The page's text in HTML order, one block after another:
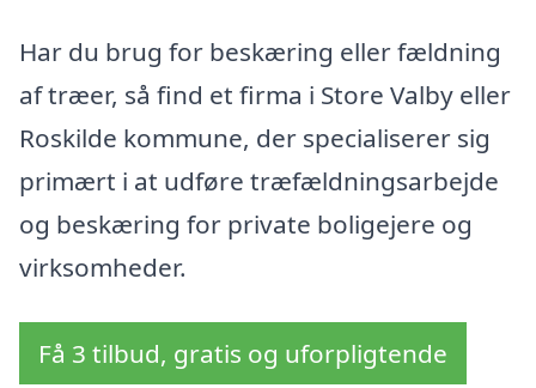
Har du brug for beskæring eller fældning
af træer, så find et firma i Store Valby eller
Roskilde kommune, der specialiserer sig
primært i at udføre træfældningsarbejde
og beskæring for private boligejere og
virksomheder.
Få 3 tilbud, gratis og uforpligtende